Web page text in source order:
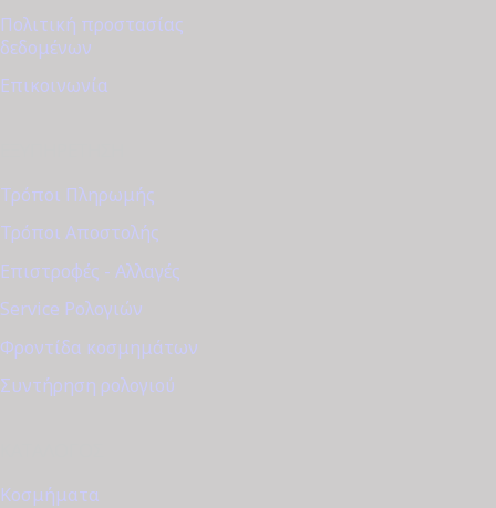
Πολιτική προστασίας
δεδομένων
Επικοινωνία
Τρόποι Πληρωμής
Τρόποι Αποστολής
Επιστροφές - Αλλαγές
Service Ρολογιών
Φροντίδα κοσμημάτων
Συντήρηση ρολογιού
Κοσμήματα